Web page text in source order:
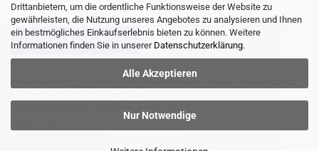
Drittanbietern, um die ordentliche Funktionsweise der Website zu
gewährleisten, die Nutzung unseres Angebotes zu analysieren und Ihnen
ein bestmögliches Einkaufserlebnis bieten zu können. Weitere
Informationen finden Sie in unserer Datenschutzerklärung.
Alle Akzeptieren
Nur Notwendige
VERTRAG WIDERRUFEN
Liefer- und Versandkosten